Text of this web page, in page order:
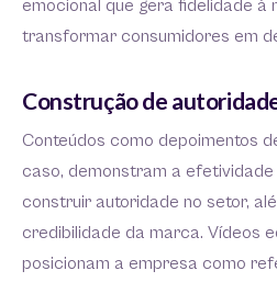
emocional que gera fidelidade à
transformar consumidores em
Construção de
Conteúdos como depoimentos
caso, demonstram a
construir autoridade no setor,
credibilidade da marca. Vídeos
posicionam a empresa como